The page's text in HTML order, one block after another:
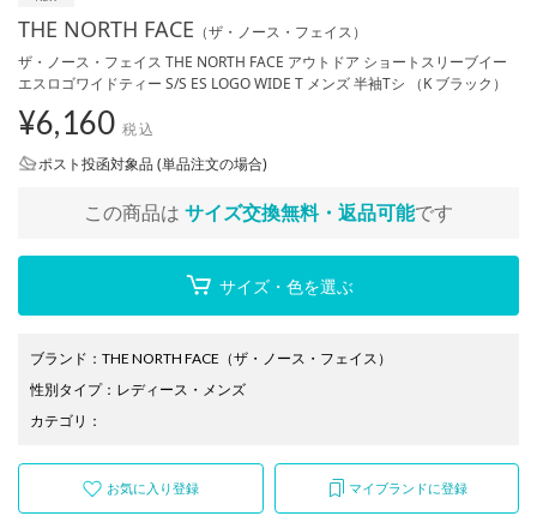
THE NORTH FACE （ザ・ノース・フェイス）
ザ・ノース・フェイス THE NORTH FACE アウトドア ショートスリーブイー
エスロゴワイドティー S/S ES LOGO WIDE T メンズ 半袖Tシ （K ブラック）
¥6,160 税込
ポスト投函対象品 (単品注文の場合)
この商品は サイズ交換無料・返品可能です
サイズ・色を選ぶ
ブランド ： THE NORTH FACE （ザ・ノース・フェイス）
性別タイプ： レディース ・ メンズ
カテゴリ ：
お気に入り登録 マイブランドに登録